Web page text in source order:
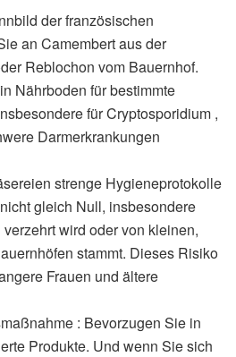
der französischen
an Camembert aus der
Reblochon vom Bauernhof.
Nährboden für bestimmte
für Cryptosporidium ,
Darmerkrankungen
strenge Hygieneprotokolle
gleich Null, insbesondere
wird oder von kleinen,
stammt. Dieses Risiko
Frauen und ältere
: Bevorzugen Sie in
Produkte. Und wenn Sie sich